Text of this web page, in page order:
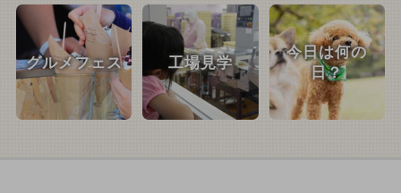
グルメフェス 工場見学
今日は何の
日？